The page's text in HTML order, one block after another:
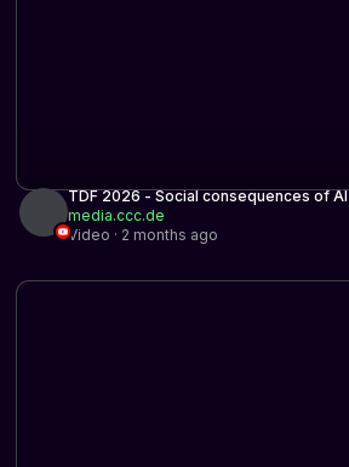
TDF 2026 - Social consequences of AI
media.ccc.de
Video · 2 months ago